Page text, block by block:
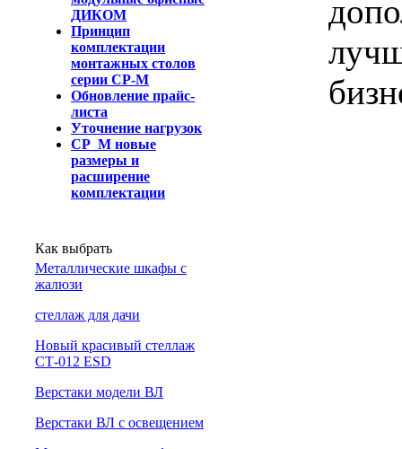
ДИКОМ
Принцип
комплектации
монтажных столов
серии СР-М
Обновление прайс-
листа
Уточнение нагрузок
СР_М новые
размеры и
расширение
комплектации
Как выбрать
Металлические шкафы с
жалюзи
cтеллаж для дачи
Новый красивый стеллаж
СТ-012 ESD
Верстаки модели ВЛ
Верстаки ВЛ с освещением